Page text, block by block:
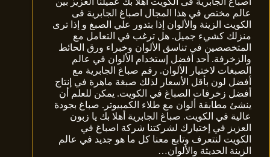
عالم مختص في هذا المجال اصباغ الجابرية فى
الكويت الزينة والألوان إذا بتدور علي الصبغ و إذا ترى
منزلك كشيء جميل. هل ترغب في التعامل مع
المتخصصين في تناسق الألوان وخبراء ورق الحائط
والزخرفة. أحد أفضل إستخدام الألوان في عالم
الصبغات لاختيار الألوان. رقم صباغ الجابرية مع
أفضل لون بأقل الأسعار لذلك صبغة ماهرة في إنتاج
أفضل زخرفات الصباغ في الكويت. يمكن للعلم أن
ينشئ مطابقة ألوان مع طلاء الكمبيوتر. صباغ بجودة
عالية في الكويت. صباغ الجابرية أهلا بك يا زبون
العزيز في إختيارك لشركتنا شركة اصباغ في
الكويت لنتعرف وتابع معنا كل ما هو جديد في عالم
الزينة الحديثة والألوان…